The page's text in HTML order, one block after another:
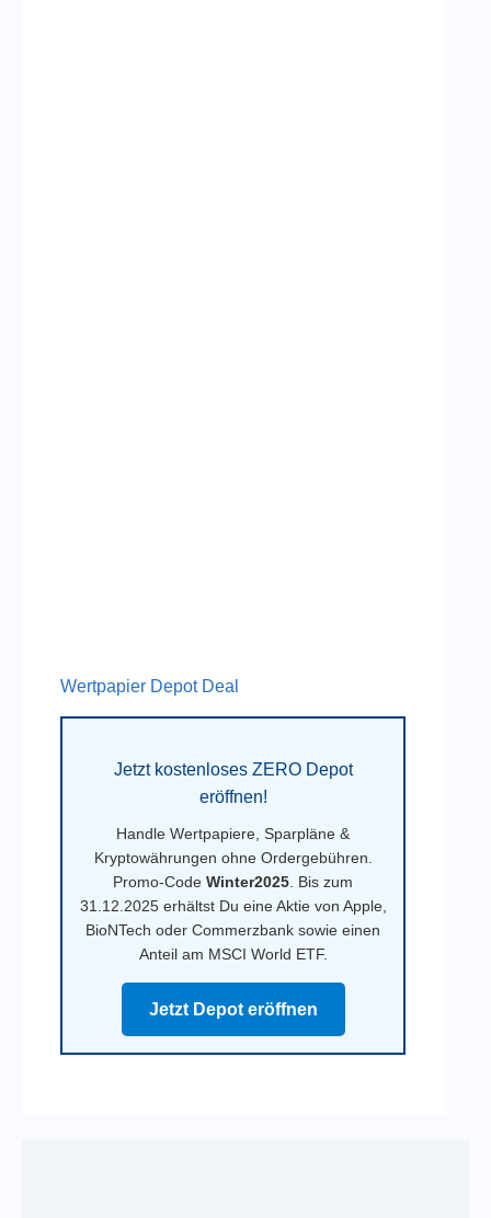
Wertpapier Depot Deal
Jetzt kostenloses ZERO Depot
eröffnen!
Handle Wertpapiere, Sparpläne &
Kryptowährungen ohne Ordergebühren.
Promo-CodeWinter2025. Bis zum
31.12.2025 erhältst Du eine Aktie von Apple,
BioNTech oder Commerzbank sowie einen
Anteil am MSCI World ETF.
Jetzt Depot eröffnen